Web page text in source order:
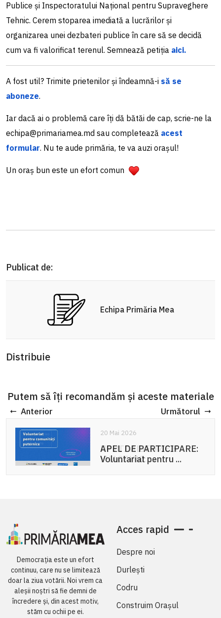
Publice și Inspectoratului Național pentru Supraveghere
Tehnic. Cerem stoparea imediată a lucrărilor și
organizarea unei dezbateri publice în care să se decidă
cum va fi valorificat terenul. Semnează petiția aici.
A fost util? Trimite prietenilor și îndeamnă-i să se
aboneze.
Iar dacă ai o problemă care îți dă bătăi de cap, scrie-ne la
echipa@primariamea.md sau completează acest
formular. Nu te aude primăria, te va auzi orașul!
Un oraș bun este un efort comun
Publicat de:
Echipa Primăria Mea
Distribuie
Putem să îți recomandăm și aceste materiale
Anterior Următorul
20 Mai 2026
APEL DE PARTICIPARE:
Voluntariat pentru ...
Democrația este un efort
continuu, care nu se limitează
doar la ziua votării. Noi vrem ca
aleșii noștri să fie demni de
încredere și, din acest motiv,
stăm cu ochii pe ei.
Acces rapid
Despre noi
Durlești
Codru
Construim Orașul